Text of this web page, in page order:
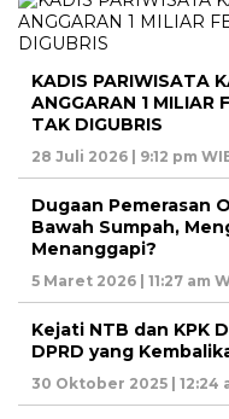
KADIS PARIWISATA
ANGGARAN 1 MILIAR
TAK DIGUBRIS
28 Juli 2026 | 9:12 pm
Dugaan Pemerasan
Bawah Sumpah,
Menanggapi?
5 Maret 2026 | 11:27 am
Kejati NTB dan KPK
DPRD yang
30 Oktober 2025 | 12:24